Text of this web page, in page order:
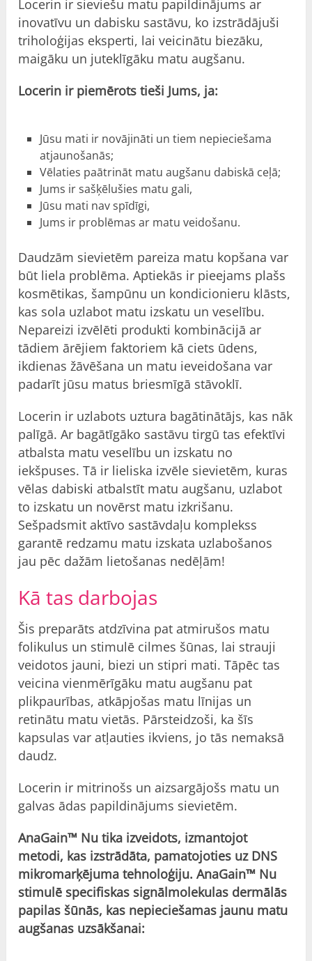
Locerin ir sieviešu matu papildinājums ar
inovatīvu un dabisku sastāvu, ko izstrādājuši
triholoģijas eksperti, lai veicinātu biezāku,
maigāku un juteklīgāku matu augšanu.
Locerin ir piemērots tieši Jums, ja:
Jūsu mati ir novājināti un tiem nepieciešama
atjaunošanās;
Vēlaties paātrināt matu augšanu dabiskā ceļā;
Jums ir sašķēlušies matu gali,
Jūsu mati nav spīdīgi,
Jums ir problēmas ar matu veidošanu.
Daudzām sievietēm pareiza matu kopšana var
būt liela problēma. Aptiekās ir pieejams plašs
kosmētikas, šampūnu un kondicionieru klāsts,
kas sola uzlabot matu izskatu un veselību.
Nepareizi izvēlēti produkti kombinācijā ar
tādiem ārējiem faktoriem kā ciets ūdens,
ikdienas žāvēšana un matu ieveidošana var
padarīt jūsu matus briesmīgā stāvoklī.
Locerin ir uzlabots uztura bagātinātājs, kas nāk
palīgā. Ar bagātīgāko sastāvu tirgū tas efektīvi
atbalsta matu veselību un izskatu no
iekšpuses. Tā ir lieliska izvēle sievietēm, kuras
vēlas dabiski atbalstīt matu augšanu, uzlabot
to izskatu un novērst matu izkrišanu.
Sešpadsmit aktīvo sastāvdaļu komplekss
garantē redzamu matu izskata uzlabošanos
jau pēc dažām lietošanas nedēļām!
Kā tas darbojas
Šis preparāts atdzīvina pat atmirušos matu
folikulus un stimulē cilmes šūnas, lai strauji
veidotos jauni, biezi un stipri mati. Tāpēc tas
veicina vienmērīgāku matu augšanu pat
plikpaurības, atkāpjošas matu līnijas un
retinātu matu vietās. Pārsteidzoši, ka šīs
kapsulas var atļauties ikviens, jo tās nemaksā
daudz.
Locerin ir mitrinošs un aizsargājošs matu un
galvas ādas papildinājums sievietēm.
AnaGain™ Nu tika izveidots, izmantojot
metodi, kas izstrādāta, pamatojoties uz DNS
mikromarķējuma tehnoloģiju. AnaGain™ Nu
stimulē specifiskas signālmolekulas dermālās
papilas šūnās, kas nepieciešamas jaunu matu
augšanas uzsākšanai: